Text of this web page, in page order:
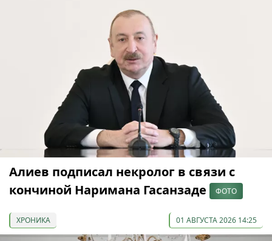
Алиев подписал некролог в связи с
кончиной Наримана Гасанзаде
ФОТО
ХРОНИКА 01 АВГУСТА 2026 14:25